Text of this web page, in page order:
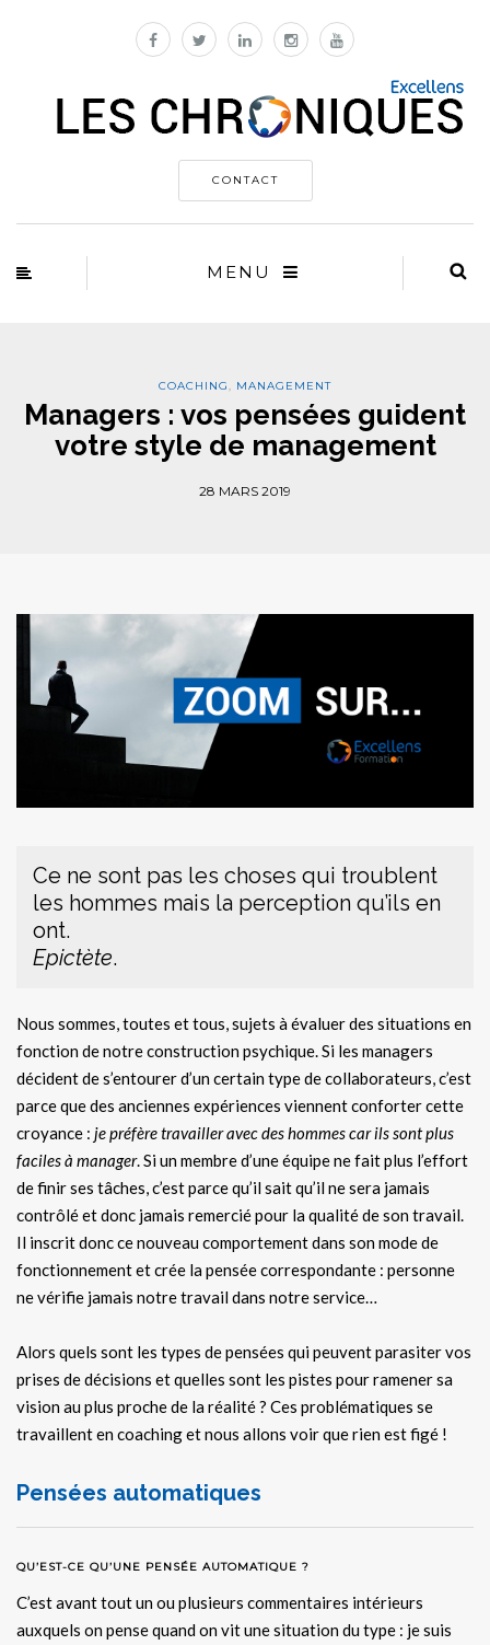
CONTACT
MENU
COACHING, MANAGEMENT
Managers : vos pensées guident
votre style de management
28 MARS 2019
Ce ne sont pas les choses qui troublent
les hommes mais la perception qu’ils en
ont.
Epictète.
Nous sommes, toutes et tous, sujets à évaluer des situations en
fonction de notre construction psychique. Si les managers
décident de s’entourer d’un certain type de collaborateurs, c’est
parce que des anciennes expériences viennent conforter cette
croyance : je préfère travailler avec des hommes car ils sont plus
faciles à manager. Si un membre d’une équipe ne fait plus l’effort
de finir ses tâches, c’est parce qu’il sait qu’il ne sera jamais
contrôlé et donc jamais remercié pour la qualité de son travail.
Il inscrit donc ce nouveau comportement dans son mode de
fonctionnement et crée la pensée correspondante : personne
ne vérifie jamais notre travail dans notre service…
Alors quels sont les types de pensées qui peuvent parasiter vos
prises de décisions et quelles sont les pistes pour ramener sa
vision au plus proche de la réalité ? Ces problématiques se
travaillent en coaching et nous allons voir que rien est figé !
Pensées automatiques
QU’EST-CE QU’UNE PENSÉE AUTOMATIQUE ?
C’est avant tout un ou plusieurs commentaires intérieurs
auxquels on pense quand on vit une situation du type : je suis